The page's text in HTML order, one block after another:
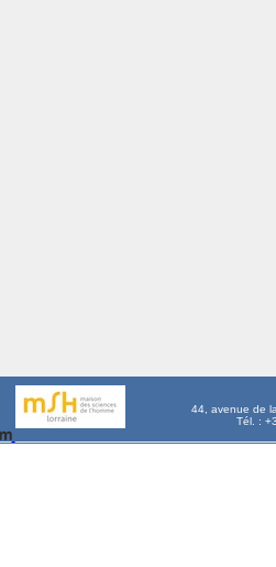
44, avenue de
Tél. :